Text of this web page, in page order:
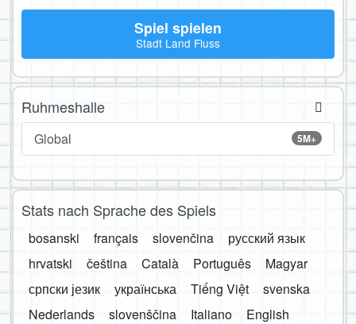
Spiel spielen
Stadt Land Fluss
Ruhmeshalle
5M+
Global
Stats nach Sprache des Spiels
bosanski français slovenčina
русский язык
hrvatski
čeština Català Português
Magyar
српски језик
українська Tiếng Việt
svenska
Nederlands
slovenščina Italiano
English